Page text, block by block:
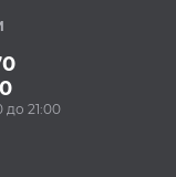
до 21:00